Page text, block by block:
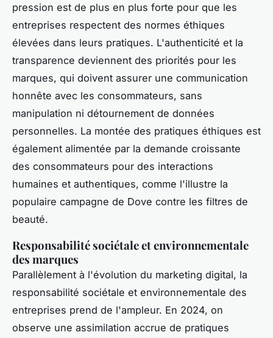
pression est de plus en plus forte pour que les
entreprises respectent des normes éthiques
élevées dans leurs pratiques. L'authenticité et la
transparence deviennent des priorités pour les
marques, qui doivent assurer une communication
honnête avec les consommateurs, sans
manipulation ni détournement de données
personnelles. La montée des pratiques éthiques est
également alimentée par la demande croissante
des consommateurs pour des interactions
humaines et authentiques, comme l'illustre la
populaire campagne de Dove contre les filtres de
beauté.
Responsabilité sociétale et environnementale
des marques
Parallèlement à l'évolution du marketing digital, la
responsabilité sociétale et environnementale des
entreprises prend de l'ampleur. En 2024, on
observe une assimilation accrue de pratiques